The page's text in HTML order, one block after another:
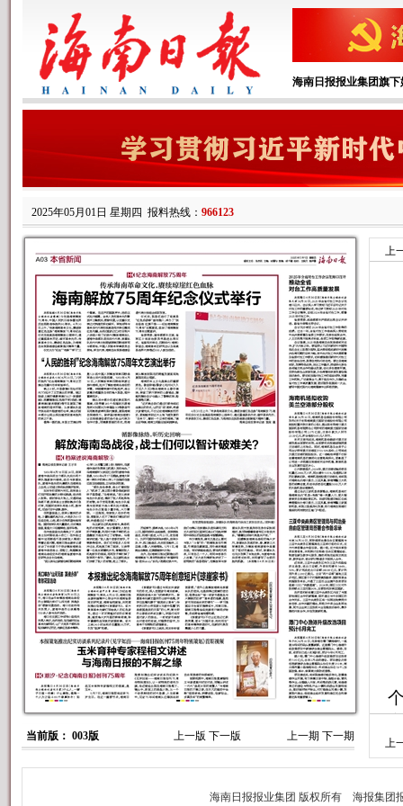
海南日报报业集团旗下
2025年05月01日 星期四 报料热线： 966123
当前版： 003版 上一版 下一版 上一期 下一期
上
上